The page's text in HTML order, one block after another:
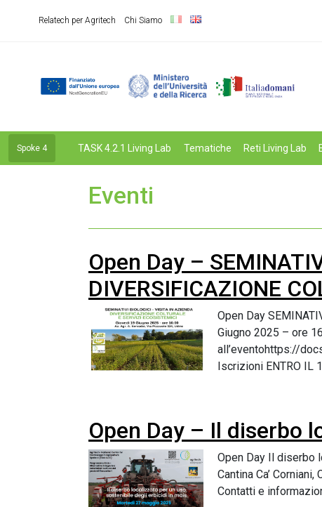
Relatech per Agritech Chi Siamo
Spoke 4 TASK 4.2.1 Living Lab Tematiche Reti Living Lab
Eventi
Open Day –
DIVERSIFICAZIONE
Open Day
Giugno 2025 – ore
all’eventohttps://
Iscrizioni ENTRO IL
Open Day – Il diserbo
Open Day Il diserbo
Cantina Ca’
Contatti e